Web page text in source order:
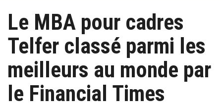
Le MBA pour cadres
Telfer classé parmi les
meilleurs au monde par
le Financial Times